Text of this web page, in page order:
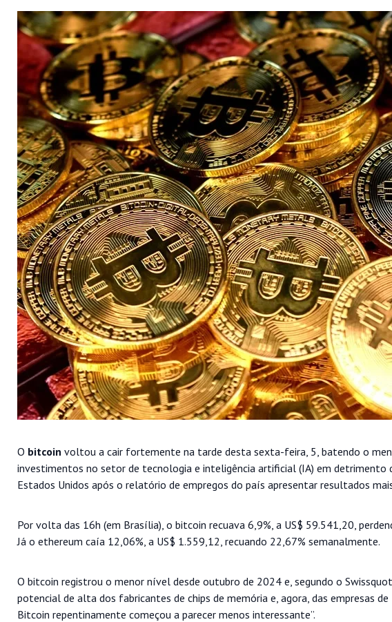
O bitcoin voltou a cair fortemente na tarde desta sexta-feira, 5, batendo o
investimentos no setor de tecnologia e inteligência artificial (IA) em detrimento
Estados Unidos após o relatório de empregos do país apresentar resultados
Por volta das 16h (em Brasília), o bitcoin recuava 6,9%, a US$ 59.541,20,
Já o ethereum caía 12,06%, a US$ 1.559,12, recuando 22,67% semanalmente.
O bitcoin registrou o menor nível desde outubro de 2024 e, segundo o
potencial de alta dos fabricantes de chips de memória e, agora, das empresas
Bitcoin repentinamente começou a parecer menos interessante”.